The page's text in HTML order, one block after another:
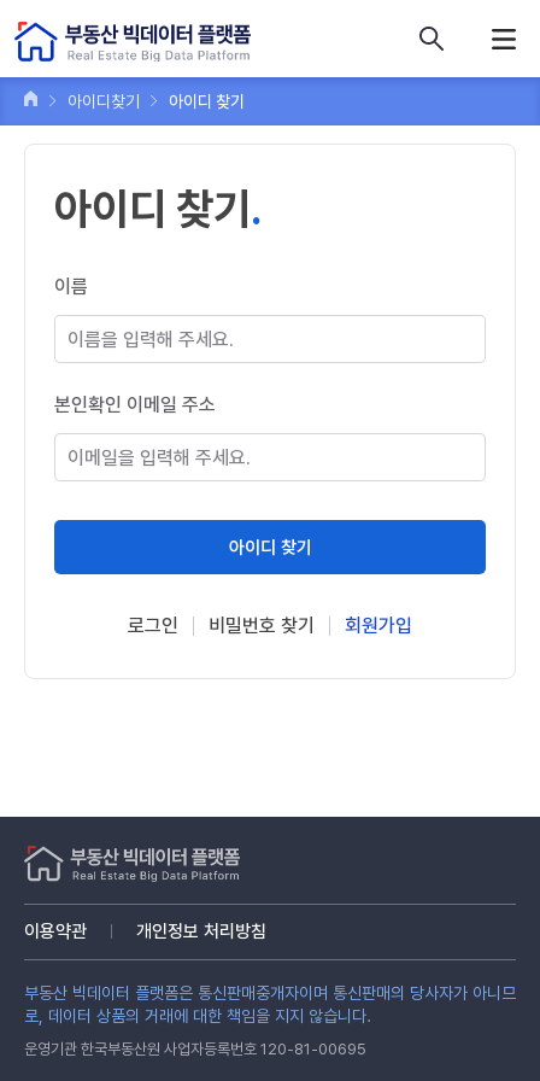
아이디찾기 아이디 찾기
아이디 찾기
이름
본인확인 이메일 주소
아이디 찾기
로그인 비밀번호 찾기 회원가입
이용약관 개인정보 처리방침
부동산 빅데이터 플랫폼은 통신판매중개자이며 통신판매의 당사자가 아니므
로, 데이터 상품의 거래에 대한 책임을 지지 않습니다.
운영기관 한국부동산원 사업자등록번호 120-81-00695